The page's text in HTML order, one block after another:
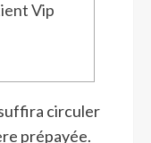
Vip
circuler
prépayée.